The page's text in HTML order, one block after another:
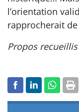
l’orientation
rapprocherait
Propos